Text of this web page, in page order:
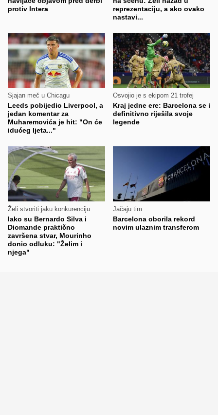
protiv Intera
reprezentaciju, a ako ovako
nastavi...
Sjajan meč u Chicagu
Leeds pobijedio Liverpool, a
jedan komentar za
Muharemovića je hit: "On će
idućeg ljeta..."
Osvojio je s ekipom 21 trofej
Kraj jedne ere: Barcelona se i
definitivno riješila svoje
legende
Želi stvoriti jaku konkurenciju
Iako su Bernardo Silva i
Diomande praktično
završena stvar, Mourinho
donio odluku: "Želim i
njega"
Jačaju tim
Barcelona oborila rekord
novim ulaznim transferom